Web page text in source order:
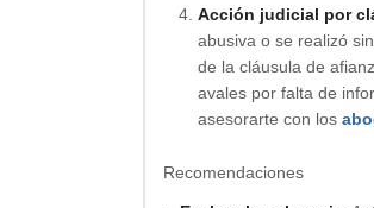
Acción judicial por
abusiva o se realizó
de la cláusula de
avales por falta de
asesorarte con los
Recomendaciones